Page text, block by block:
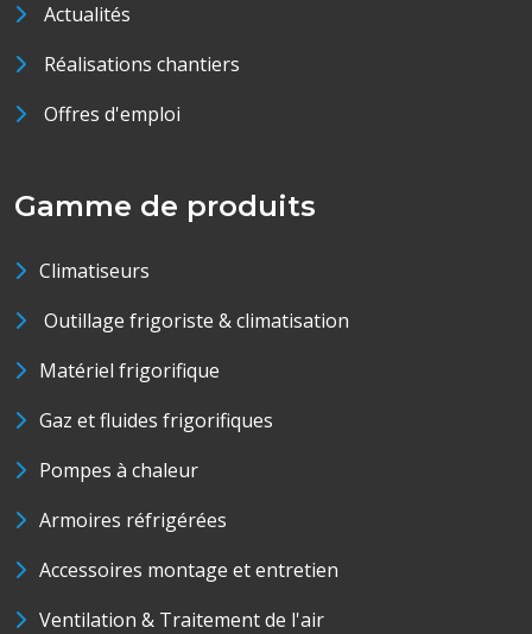
Actualités
Réalisations chantiers
Offres d'emploi
Gamme de produits
Climatiseurs
Outillage frigoriste & climatisation
Matériel frigorifique
Gaz et fluides frigorifiques
Pompes à chaleur
Armoires réfrigérées
Accessoires montage et entretien
Ventilation & Traitement de l'air